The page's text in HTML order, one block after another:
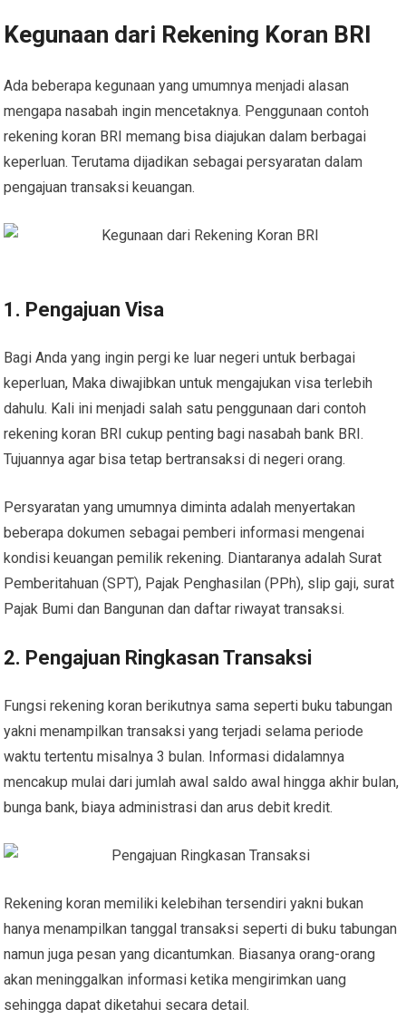
Kegunaan dari Rekening Koran BRI
Ada beberapa kegunaan yang umumnya menjadi alasan
mengapa nasabah ingin mencetaknya. Penggunaan contoh
rekening koran BRI memang bisa diajukan dalam berbagai
keperluan. Terutama dijadikan sebagai persyaratan dalam
pengajuan transaksi keuangan.
1. Pengajuan Visa
Bagi Anda yang ingin pergi ke luar negeri untuk berbagai
keperluan, Maka diwajibkan untuk mengajukan visa terlebih
dahulu. Kali ini menjadi salah satu penggunaan dari contoh
rekening koran BRI cukup penting bagi nasabah bank BRI.
Tujuannya agar bisa tetap bertransaksi di negeri orang.
Persyaratan yang umumnya diminta adalah menyertakan
beberapa dokumen sebagai pemberi informasi mengenai
kondisi keuangan pemilik rekening. Diantaranya adalah Surat
Pemberitahuan (SPT), Pajak Penghasilan (PPh), slip gaji, surat
Pajak Bumi dan Bangunan dan daftar riwayat transaksi.
2. Pengajuan Ringkasan Transaksi
Fungsi rekening koran berikutnya sama seperti buku tabungan
yakni menampilkan transaksi yang terjadi selama periode
waktu tertentu misalnya 3 bulan. Informasi didalamnya
mencakup mulai dari jumlah awal saldo awal hingga akhir bulan,
bunga bank, biaya administrasi dan arus debit kredit.
Rekening koran memiliki kelebihan tersendiri yakni bukan
hanya menampilkan tanggal transaksi seperti di buku tabungan
namun juga pesan yang dicantumkan. Biasanya orang-orang
akan meninggalkan informasi ketika mengirimkan uang
sehingga dapat diketahui secara detail.